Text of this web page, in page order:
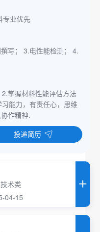
专业优先
写； 3.电性能检测； 4.
掌握材料性能评估方法
能力，有责任心，思维
作精神.
投递简历
术类
04-15